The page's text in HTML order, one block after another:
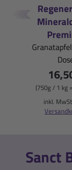
(750g / 1 kg
inkl.
Sanct